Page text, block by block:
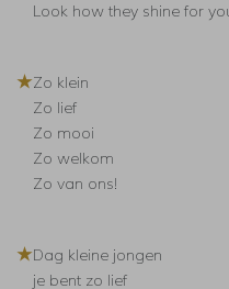
Look how they shine for
★Zo klein
Zo lief
Zo mooi
Zo welkom
Zo van ons!
★Dag kleine jongen
je bent zo lief